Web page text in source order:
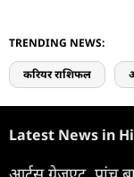
TRENDING NEWS:
करियर राशिफल
Latest News in